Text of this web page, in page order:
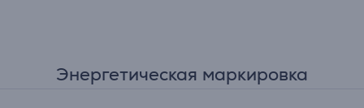
Энергетическая маркировка